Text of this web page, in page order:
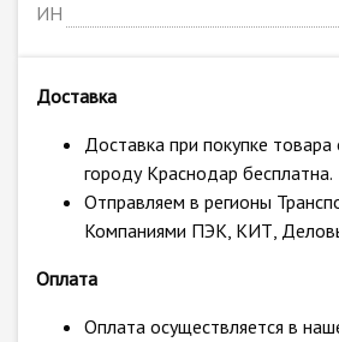
ИН
Доставка
Доставка при покупке
городу Краснодар бесплатна.
Отправляем в регионы
Компаниями ПЭК, КИТ,
Оплата
Оплата осуществляется в